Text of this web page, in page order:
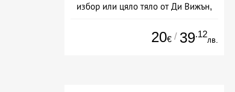
избор или цяло тяло от Ди Вижън,
20€ / 39.12
лв.